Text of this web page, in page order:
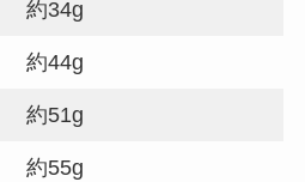
約34g
約44g
約51g
約55g